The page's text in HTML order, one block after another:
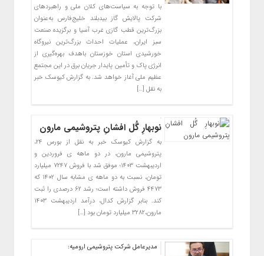
با توجه به سیاست‌های کلان ملی و راهبردهای
شرکت پالایش گاز بیدبلند خلیج‌فارس به‌عنوان
بزرگ‌ترین قطب گازی غرب آسیا و برگزیده صنعت
سبز ایران، عملیات احداث بزرگ‌ترین نیروگاه
خورشیدی استان خوزستان باهدف بهره‌گیری از
انرژی پاک و تأمین پایدار جریان برق در این مجتمع
عظیم ملی آغاز خواهد شد. به گزارش کیوسک خبر
به نقل […]
نوبهارِ گُل افشانِ پتروشیمی مارون
به گزارش کیوسک خبر به نقل از بورس ۲۴،
پتروشیمی مارون، در دو ماهه ی فروردین و
اردیبهشت ۱۴۰۳؛ موفق شد با فروش ۷۲۴۷ میلیارد
تومان، نسبت به دو ماهه ی مشابه سال ۱۴۰۲ که
۴۴۷۳ فروش داشته است؛ رشد ۶۲ درصدی را ثبت
کند. بنابر گزارش کدال، درآمد اردیبهشت ۱۴۰۳
مارون،۳۲۸۲ میلیارد تومان بود […]
مدیرعامل شرکت پتروشیمی ارومیه: